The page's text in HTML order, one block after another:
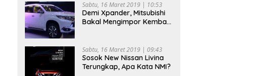
Sabtu, 16 Maret 2019 | 10:53
Demi Xpander, Mitsubishi
Bakal Mengimpor Kembali
Sabtu, 16 Maret 2019 | 09:43
Sosok New Nissan Livina
Terungkap, Apa Kata NMI?